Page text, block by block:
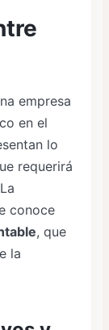
empresa
en el
lo
requerirá
conoce
, que
la